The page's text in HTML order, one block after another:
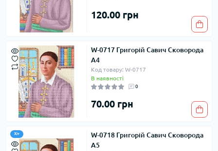
120.00 грн
W-0717 Григорій Савич Сковорода
А4
Код товару: W-0717
В наявності
0
70.00 грн
Хіт
W-0718 Григорій Савич Сковорода
А5